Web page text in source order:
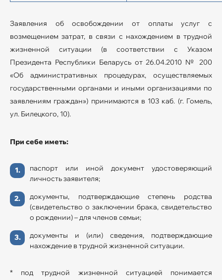
Заявления об освобождении от оплаты услуг с
возмещением затрат, в связи с нахождением в трудной
жизненной ситуации (в соответствии с Указом
Президента Республики Беларусь от 26.04.2010 № 200
«Об административных процедурах, осуществляемых
государственными органами и иными организациями по
заявлениям граждан») принимаются в 103 каб. (г. Гомель,
ул. Билецкого, 10).
При себе иметь:
паспорт или иной документ удостоверяющий
личность заявителя;
документы, подтверждающие степень родства
(свидетельство о заключении брака, свидетельство
о рождении) – для членов семьи;
документы и (или) сведения, подтверждающие
нахождение в трудной жизненной ситуации.
* под трудной жизненной ситуацией понимается